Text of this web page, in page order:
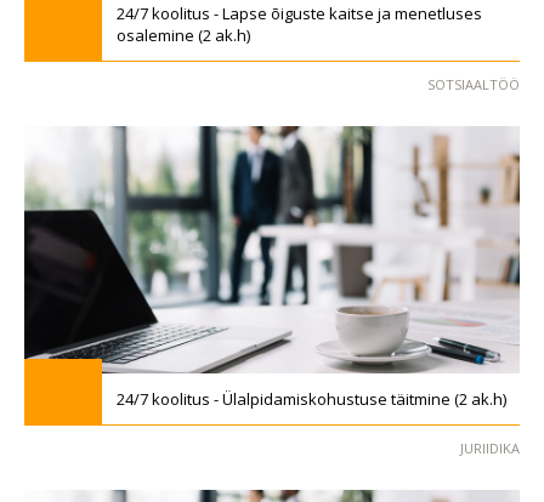
24/7 koolitus - Lapse õiguste kaitse ja menetluses
osalemine (2 ak.h)
SOTSIAALTÖÖ
24/7 koolitus - Ülalpidamiskohustuse täitmine (2 ak.h)
JURIIDIKA